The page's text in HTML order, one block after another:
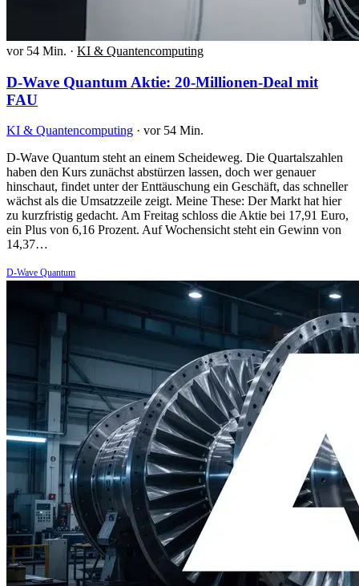
vor 54 Min. · KI & Quantencomputing
D-Wave Quantum Aktie: 20-Millionen-Deal mit
FAU
KI & Quantencomputing · vor 54 Min.
D-Wave Quantum steht an einem Scheideweg. Die Quartalszahlen
haben den Kurs zunächst abstürzen lassen, doch wer genauer
hinschaut, findet unter der Enttäuschung ein Geschäft, das schneller
wächst als die Umsatzzeile zeigt. Meine These: Der Markt hat hier
zu kurzfristig gedacht. Am Freitag schloss die Aktie bei 17,91 Euro,
ein Plus von 6,16 Prozent. Auf Wochensicht steht ein Gewinn von
14,37…
D-Wave Quantum